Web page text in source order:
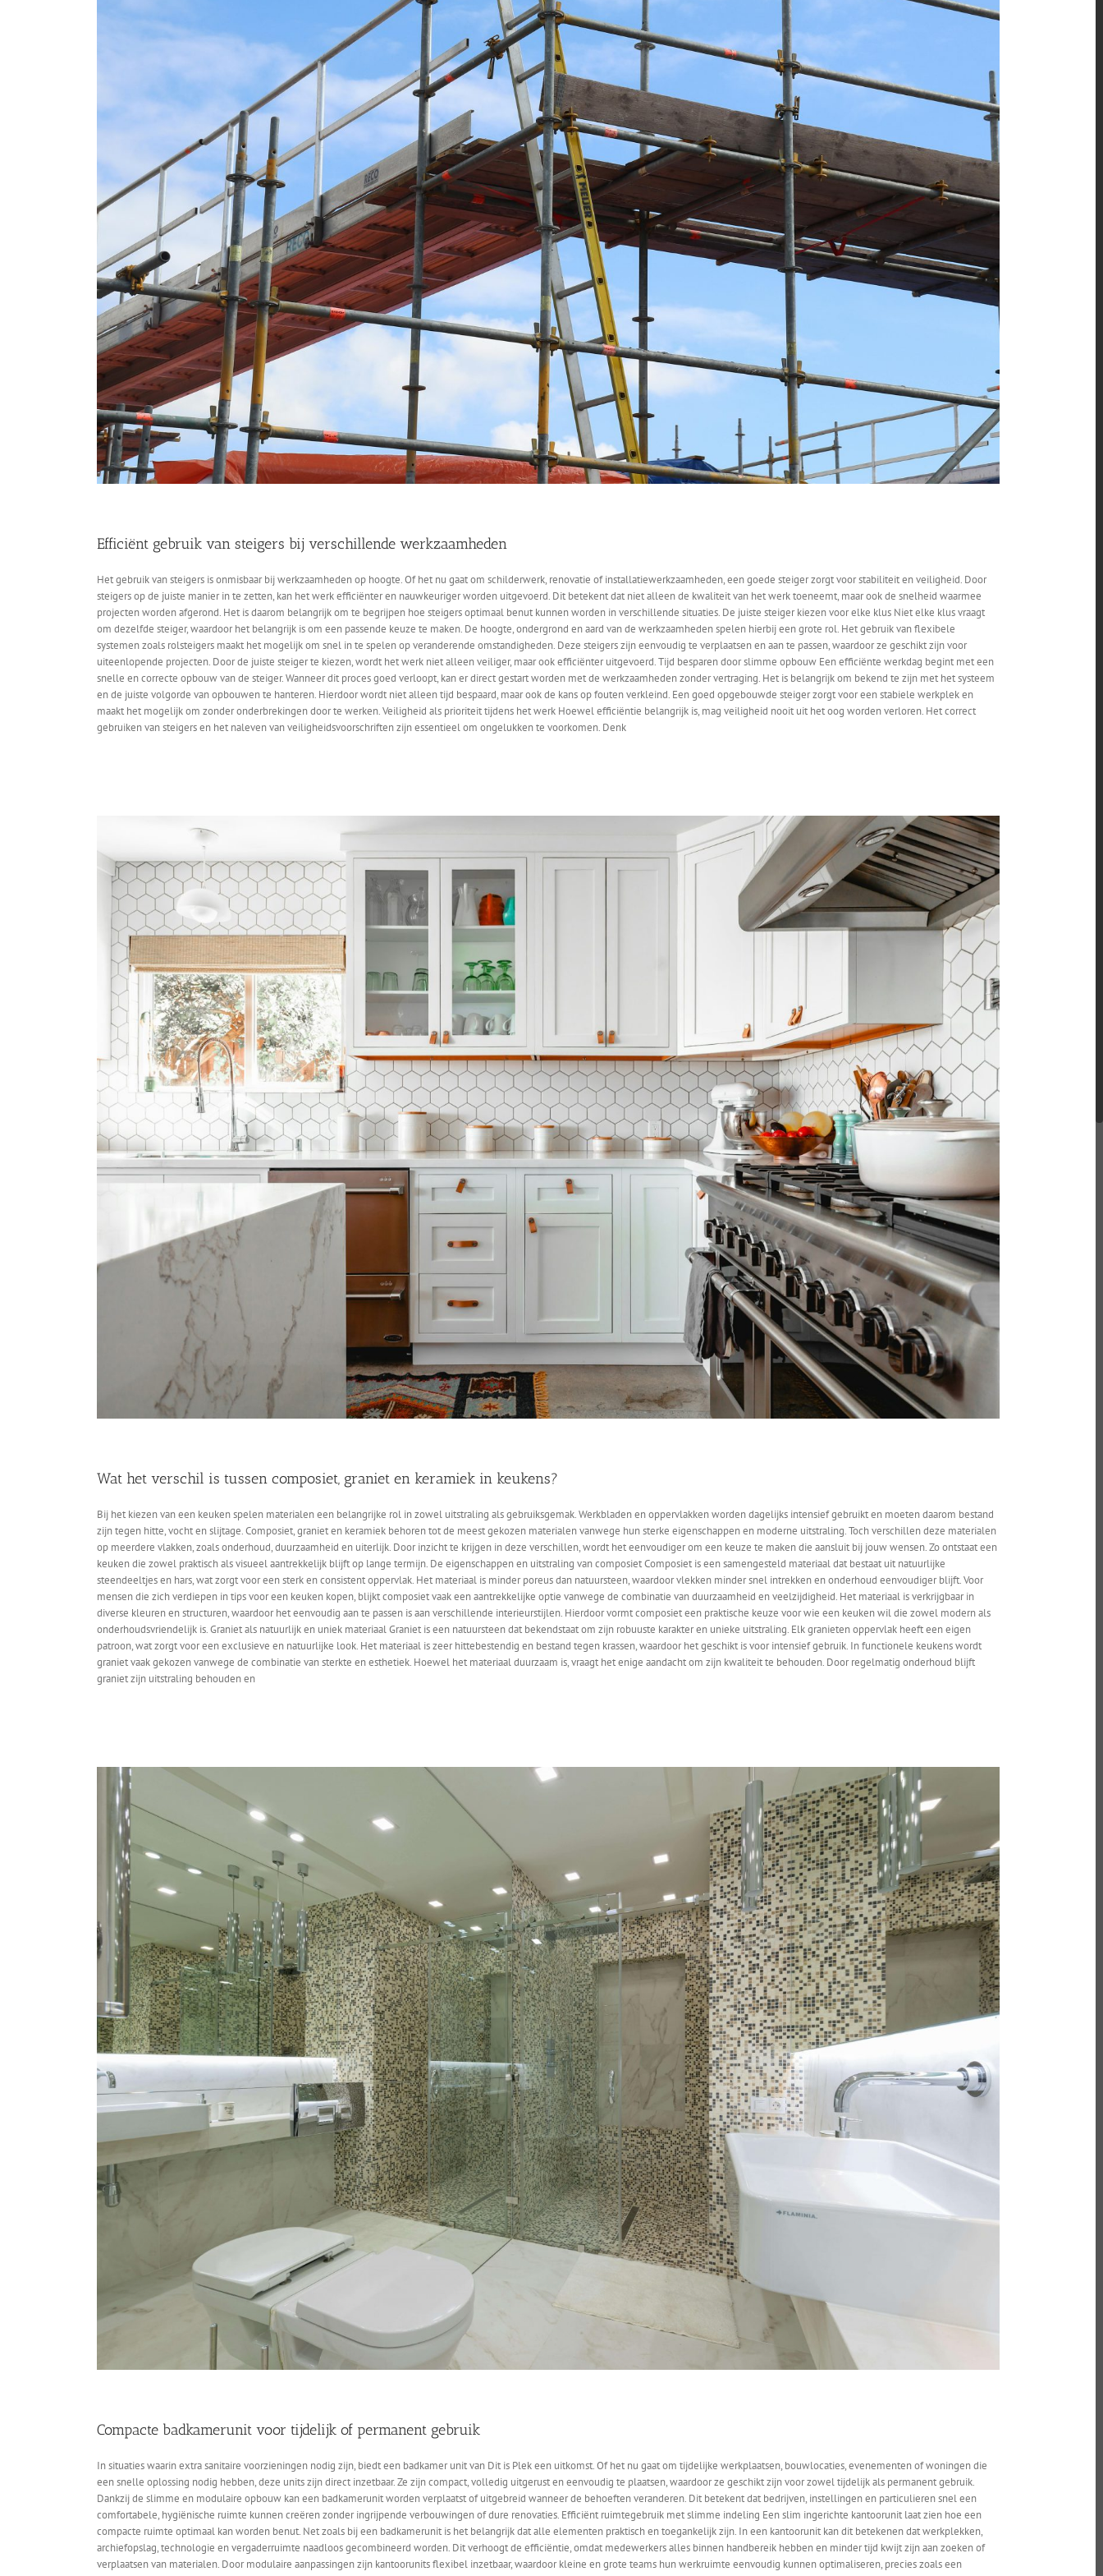
Efficiënt gebruik van steigers bij verschillende werkzaamheden
Het gebruik van steigers is onmisbaar bij werkzaamheden op hoogte. Of het nu gaat om schilderwerk, renovatie of installatiewerkzaamheden, een goede steiger zorgt voor stabiliteit en veiligheid. Door
steigers op de juiste manier in te zetten, kan het werk efficiënter en nauwkeuriger worden uitgevoerd. Dit betekent dat niet alleen de kwaliteit van het werk toeneemt, maar ook de snelheid waarmee
projecten worden afgerond. Het is daarom belangrijk om te begrijpen hoe steigers optimaal benut kunnen worden in verschillende situaties. De juiste steiger kiezen voor elke klus Niet elke klus vraagt
om dezelfde steiger, waardoor het belangrijk is om een passende keuze te maken. De hoogte, ondergrond en aard van de werkzaamheden spelen hierbij een grote rol. Het gebruik van flexibele
systemen zoals rolsteigers maakt het mogelijk om snel in te spelen op veranderende omstandigheden. Deze steigers zijn eenvoudig te verplaatsen en aan te passen, waardoor ze geschikt zijn voor
uiteenlopende projecten. Door de juiste steiger te kiezen, wordt het werk niet alleen veiliger, maar ook efficiënter uitgevoerd. Tijd besparen door slimme opbouw Een efficiënte werkdag begint met een
snelle en correcte opbouw van de steiger. Wanneer dit proces goed verloopt, kan er direct gestart worden met de werkzaamheden zonder vertraging. Het is belangrijk om bekend te zijn met het systeem
en de juiste volgorde van opbouwen te hanteren. Hierdoor wordt niet alleen tijd bespaard, maar ook de kans op fouten verkleind. Een goed opgebouwde steiger zorgt voor een stabiele werkplek en
maakt het mogelijk om zonder onderbrekingen door te werken. Veiligheid als prioriteit tijdens het werk Hoewel efficiëntie belangrijk is, mag veiligheid nooit uit het oog worden verloren. Het correct
gebruiken van steigers en het naleven van veiligheidsvoorschriften zijn essentieel om ongelukken te voorkomen. Denk
Wat het verschil is tussen composiet, graniet en keramiek in keukens?
Bij het kiezen van een keuken spelen materialen een belangrijke rol in zowel uitstraling als gebruiksgemak. Werkbladen en oppervlakken worden dagelijks intensief gebruikt en moeten daarom bestand
zijn tegen hitte, vocht en slijtage. Composiet, graniet en keramiek behoren tot de meest gekozen materialen vanwege hun sterke eigenschappen en moderne uitstraling. Toch verschillen deze materialen
op meerdere vlakken, zoals onderhoud, duurzaamheid en uiterlijk. Door inzicht te krijgen in deze verschillen, wordt het eenvoudiger om een keuze te maken die aansluit bij jouw wensen. Zo ontstaat een
keuken die zowel praktisch als visueel aantrekkelijk blijft op lange termijn. De eigenschappen en uitstraling van composiet Composiet is een samengesteld materiaal dat bestaat uit natuurlijke
steendeeltjes en hars, wat zorgt voor een sterk en consistent oppervlak. Het materiaal is minder poreus dan natuursteen, waardoor vlekken minder snel intrekken en onderhoud eenvoudiger blijft. Voor
mensen die zich verdiepen in tips voor een keuken kopen, blijkt composiet vaak een aantrekkelijke optie vanwege de combinatie van duurzaamheid en veelzijdigheid. Het materiaal is verkrijgbaar in
diverse kleuren en structuren, waardoor het eenvoudig aan te passen is aan verschillende interieurstijlen. Hierdoor vormt composiet een praktische keuze voor wie een keuken wil die zowel modern als
onderhoudsvriendelijk is. Graniet als natuurlijk en uniek materiaal Graniet is een natuursteen dat bekendstaat om zijn robuuste karakter en unieke uitstraling. Elk granieten oppervlak heeft een eigen
patroon, wat zorgt voor een exclusieve en natuurlijke look. Het materiaal is zeer hittebestendig en bestand tegen krassen, waardoor het geschikt is voor intensief gebruik. In functionele keukens wordt
graniet vaak gekozen vanwege de combinatie van sterkte en esthetiek. Hoewel het materiaal duurzaam is, vraagt het enige aandacht om zijn kwaliteit te behouden. Door regelmatig onderhoud blijft
graniet zijn uitstraling behouden en
Compacte badkamerunit voor tijdelijk of permanent gebruik
In situaties waarin extra sanitaire voorzieningen nodig zijn, biedt een badkamer unit van Dit is Plek een uitkomst. Of het nu gaat om tijdelijke werkplaatsen, bouwlocaties, evenementen of woningen die
een snelle oplossing nodig hebben, deze units zijn direct inzetbaar. Ze zijn compact, volledig uitgerust en eenvoudig te plaatsen, waardoor ze geschikt zijn voor zowel tijdelijk als permanent gebruik.
Dankzij de slimme en modulaire opbouw kan een badkamerunit worden verplaatst of uitgebreid wanneer de behoeften veranderen. Dit betekent dat bedrijven, instellingen en particulieren snel een
comfortabele, hygiënische ruimte kunnen creëren zonder ingrijpende verbouwingen of dure renovaties. Efficiënt ruimtegebruik met slimme indeling Een slim ingerichte kantoorunit laat zien hoe een
compacte ruimte optimaal kan worden benut. Net zoals bij een badkamerunit is het belangrijk dat alle elementen praktisch en toegankelijk zijn. In een kantoorunit kan dit betekenen dat werkplekken,
archiefopslag, technologie en vergaderruimte naadloos gecombineerd worden. Dit verhoogt de efficiëntie, omdat medewerkers alles binnen handbereik hebben en minder tijd kwijt zijn aan zoeken of
verplaatsen van materialen. Door modulaire aanpassingen zijn kantoorunits flexibel inzetbaar, waardoor kleine en grote teams hun werkruimte eenvoudig kunnen optimaliseren, precies zoals een